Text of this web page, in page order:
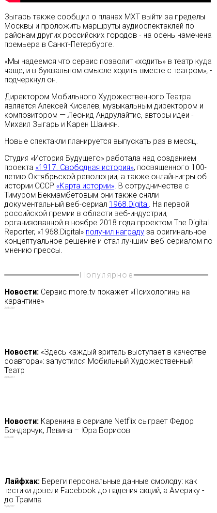
Зыгарь также сообщил о планах МХТ выйти за пределы
Москвы и проложить маршруты аудиоспектаклей по
районам других российских городов - на осень намечена
премьера в Санкт-Петербурге.
«Мы надеемся что сервис позволит «ходить» в театр куда
чаще, и в буквальном смысле ходить вместе с театром», -
подчеркнул он.
Директором Мобильного Художественного Театра
является Алексей Киселёв, музыкальным директором и
композитором — Леонид Андрулайтис, авторы идеи -
Михаил Зыгарь и Карен Шаинян.
Новые спектакли планируется выпускать раз в месяц.
Студия «История Будущего» работала над созданием
проекта «1917. Свободная история», посвященного 100-
летию Октябрьской революции, а также онлайн-игры об
истории СССР «Карта истории». В сотрудничестве с
Тимуром Бекмамбетовым они также сняли
документальный веб-сериал 1968.Digital. На первой
российской премии в области веб-индустрии,
организованной в ноябре 2018 года проектом The Digital
Reporter, «1968.Digital» получил наградуза оригинальное
концептуальное решение и стал лучшим веб-сериалом по
мнению прессы.
Популярное
Новости:Сервис more.tv покажет «Психологинь на
карантине»
26/05/2020
Новости:«Здесь каждый зритель выступает в качестве
соавтора»: запустился Мобильный Художественный
Театр
20/06/2019
Новости:Каренина в сериале Netflix сыграет Федор
Бондарчук, Левина – Юра Борисов
22/07/2021
Лайфхак:Береги персональные данные смолоду: как
тестики довели Facebook до падения акций, а Америку -
до Трампа
23/03/2018